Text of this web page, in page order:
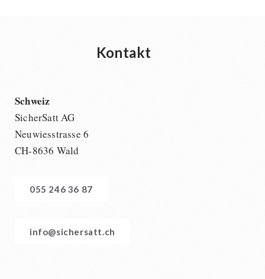
Kontakt
Schweiz
SicherSatt AG
Neuwiesstrasse 6
CH-8636 Wald
055 246 36 87
info@sichersatt.ch